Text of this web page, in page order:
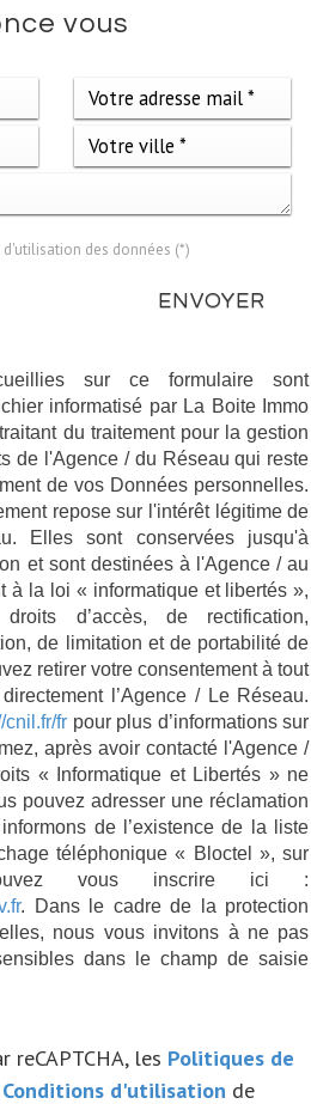
vous
des données (*)
ENVOYER
sur ce formulaire sont
informatisé par La Boite Immo
du traitement pour la gestion
de l'Agence / du Réseau qui reste
de vos Données personnelles.
repose sur l'intérêt légitime de
Elles sont conservées jusqu'à
et sont destinées à l'Agence / au
à la loi « informatique et libertés »,
d’accès, de rectification,
de limitation et de portabilité de
retirer votre consentement à tout
l’Agence / Le Réseau.
cnil.fr/frpour plus d’informations sur
après avoir contacté l'Agence /
« Informatique et Libertés » ne
pouvez adresser une réclamation
de l’existence de la liste
téléphonique « Bloctel », sur
vous inscrire ici :
. Dans le cadre de la protection
nous vous invitons à ne pas
dans le champ de saisie
reCAPTCHA, les Politiques de
Conditions d'utilisation de